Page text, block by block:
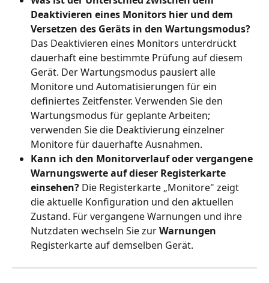
Deaktivieren eines Monitors hier und dem
Versetzen des Geräts in den Wartungsmodus?
Das Deaktivieren eines Monitors unterdrückt
dauerhaft eine bestimmte Prüfung auf diesem
Gerät. Der Wartungsmodus pausiert alle
Monitore und Automatisierungen für ein
definiertes Zeitfenster. Verwenden Sie den
Wartungsmodus für geplante Arbeiten;
verwenden Sie die Deaktivierung einzelner
Monitore für dauerhafte Ausnahmen.
Kann ich den Monitorverlauf oder vergangene
Warnungswerte auf dieser Registerkarte
einsehen? Die Registerkarte „Monitore" zeigt
die aktuelle Konfiguration und den aktuellen
Zustand. Für vergangene Warnungen und ihre
Nutzdaten wechseln Sie zur Warnungen
Registerkarte auf demselben Gerät.